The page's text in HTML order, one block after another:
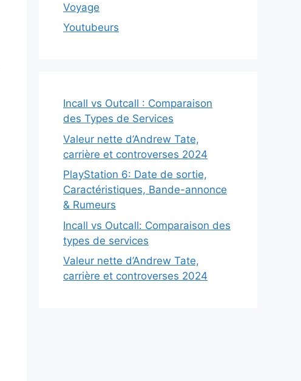
Voyage
Youtubeurs
Incall vs Outcall : Comparaison
des Types de Services
Valeur nette d’Andrew Tate,
carrière et controverses 2024
PlayStation 6: Date de sortie,
Caractéristiques, Bande-annonce
& Rumeurs
Incall vs Outcall: Comparaison des
types de services
Valeur nette d’Andrew Tate,
carrière et controverses 2024